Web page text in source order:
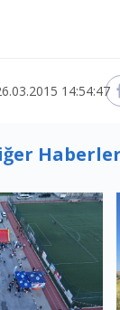
14:54:47
Haberler